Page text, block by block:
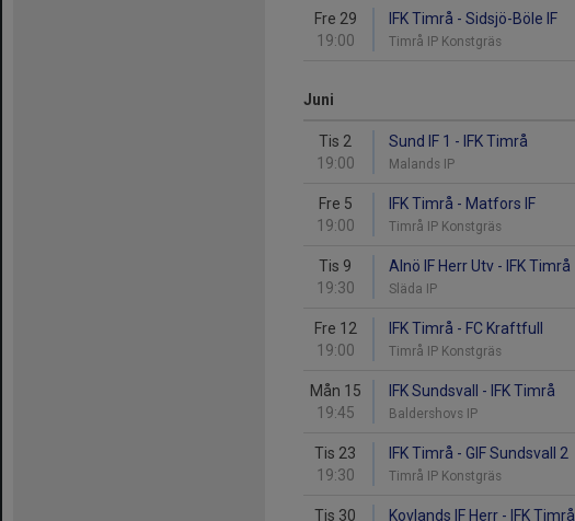
Fre 29
19:00
IFK Timrå - Sidsjö-Böle IF
Timrå IP Konstgräs
Juni
Tis 2
19:00
Sund IF 1 - IFK Timrå
Malands IP
Fre 5
19:00
IFK Timrå - Matfors IF
Timrå IP Konstgräs
Tis 9
19:30
Alnö IF Herr Utv - IFK Timrå
Släda IP
Fre 12
19:00
IFK Timrå - FC Kraftfull
Timrå IP Konstgräs
Mån 15
19:45
IFK Sundsvall - IFK Timrå
Baldershovs IP
Tis 23
19:30
IFK Timrå - GIF Sundsvall 2
Timrå IP Konstgräs
Tis 30
Kovlands IF Herr - IFK Timrå